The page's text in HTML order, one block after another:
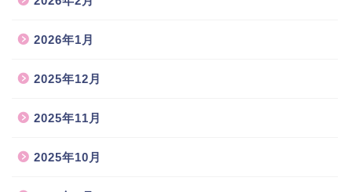
2026年1月
2025年12月
2025年11月
2025年10月